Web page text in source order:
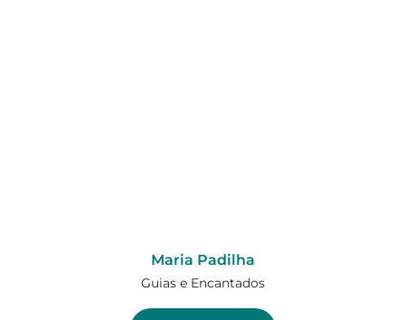
Maria Padilha
Guias e Encantados